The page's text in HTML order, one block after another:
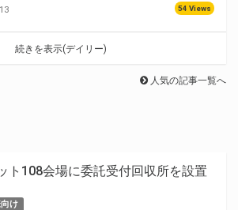
54 Views
続きを表示(デイリー)
人気の記事一覧へ
ト108会場に委託受付回収所を設置
け